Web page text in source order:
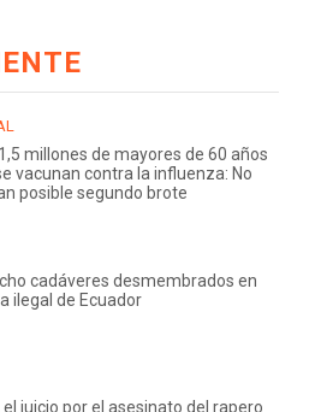
millones de mayores de 60 años
vacunan contra la influenza: No
posible segundo brote
cadáveres desmembrados en
ilegal de Ecuador
juicio por el asesinato del rapero